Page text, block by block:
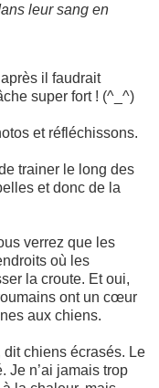
leur sang en
il faudrait
super fort ! (^_^)
et réfléchissons.
trainer le long des
et donc de la
verrez que les
où les
la croute. Et oui,
ont un cœur
aux chiens.
chiens écrasés. Le
Je n’ai jamais trop